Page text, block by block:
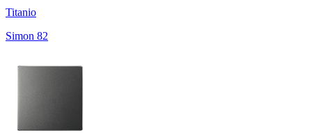
Titanio
Simon 82